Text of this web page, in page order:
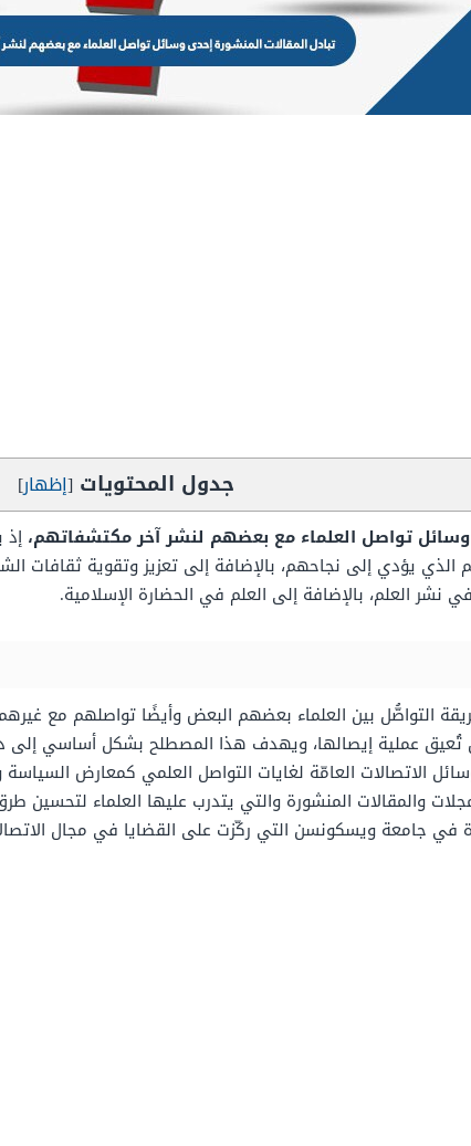
جدول المحتويات [إظهار]
وسائل تواصل العلماء مع بعضهم لنشر آخر مكتشفاتهم،
يؤدي إلى نجاحهم، بالإضافة إلى تعزيز وتقوية ثقافات
نشر العلم، بالإضافة إلى العلم في الحضارة الإسلامية.
التواصُّل بين العلماء بعضهم البعض وأيضًا تواصلهم مع
عملية إيصالها، ويهدف هذا المصطلح بشكل أساسي إلى دعم
الاتصالات العامّة لغايات التواصل العلمي كمعارض
والمقالات المنشورة والتي يتدرب عليها العلماء
في جامعة ويسكونسن التي ركّزت على القضايا في مجال